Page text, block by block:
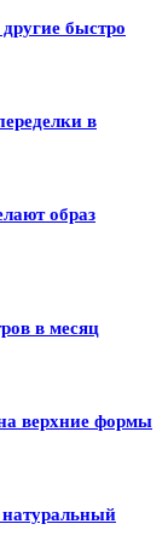
быстро
в
образ
в месяц
верхние формы
натуральный